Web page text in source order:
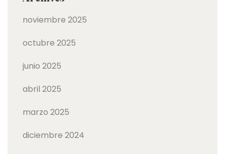
noviembre 2025
octubre 2025
junio 2025
abril 2025
marzo 2025
diciembre 2024